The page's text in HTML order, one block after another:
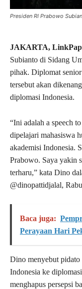
Presiden RI Prabowo
JAKARTA,
Subianto di Sidang
pihak. Diplomat
tersebut akan
diplomasi Indonesia.
“Ini adalah a speech
dipelajari mahasiswa
akademisi Indonesia.
Prabowo. Saya yakin
terharu,” kata Dino
@dinopattidjalal,
Baca juga:
Perayaan Hari
Dino menyebut
Indonesia ke
menghapus persepsi